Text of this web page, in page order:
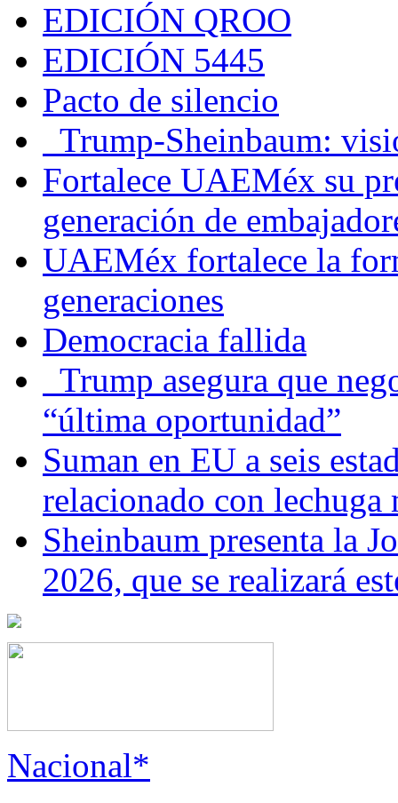
EDICIÓN QROO
EDICIÓN 5445
Pacto de silencio
Trump-Sheinbaum:
Fortalece UAEMéx su
generación de
UAEMéx fortalece la
generaciones
Democracia fallida
Trump asegura que
“última oportunidad”
Suman en EU a seis
relacionado con lechuga
Sheinbaum presenta la
2026, que se realizará
Nacional*